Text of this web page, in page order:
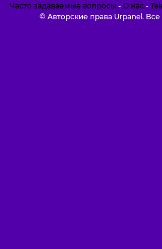
Часто задаваемые вопросы - О нас-
© Авторские права Urpanel.